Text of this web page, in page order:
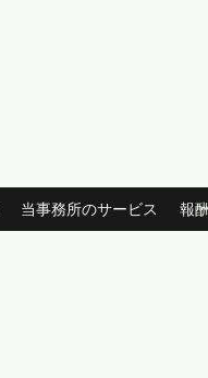
当事務所のサービス 報